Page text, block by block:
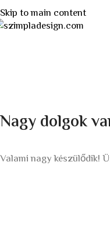
Skip to main content
Nagy dolgok
Valami nagy készülődik!